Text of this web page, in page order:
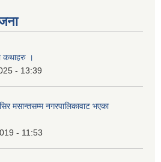
कथाहरु ।
- 13:39
मसान्तसम्म नगरपालिकावाट भएका
- 11:53